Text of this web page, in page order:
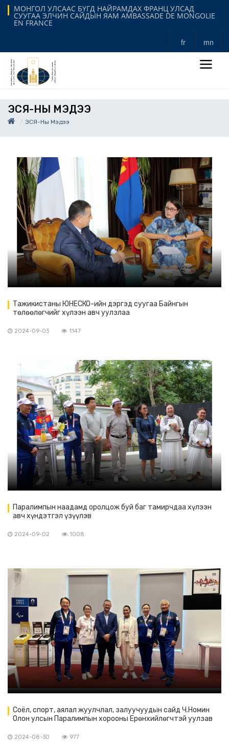
МОНГОЛ УЛСААС БҮГД НАЙРАМДАХ ФРАНЦ УЛСАД
СУУГАА ЭЛЧИН САЙДЫН ЯАМ AMBASSADE DE MONGOLIE
EN FRANCE
fr mn
ЭСЯ-НЫ МЭДЭЭ
ЭСЯ-Ны Мэдээ
Тажикистаны ЮНЕСКО-ийн дэргэд суугаа Байнгын
төлөөлөгчийг хүлээн авч уулзлаа
2024-09-03 1147
Паралимпын наадамд оролцож буй баг тамирчдаа хүлээн
авч хүндэтгэл үзүүлэв
2024-09-02 1008
Соёл, спорт, аялал жуулчлал, залуучуудын сайд Ч.Номин
Олон улсын Паралимпын хорооны Ерөнхийлөгчтэй уулзав
2024-08-30 977